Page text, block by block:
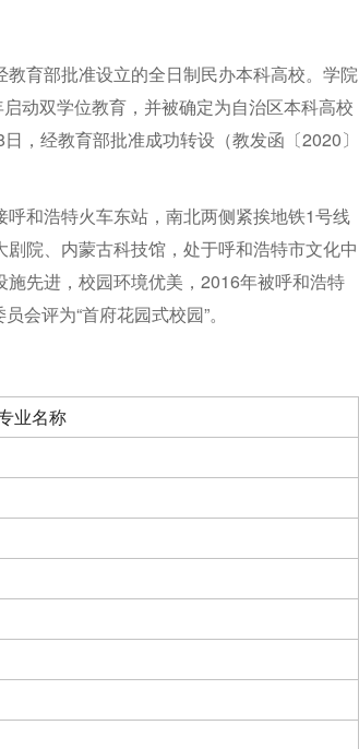
教育部批准设立的全日制民办本科高校。学院
动双学位教育，并被确定为自治区本科高校
，经教育部批准成功转设（教发函〔2020〕
和浩特火车东站，南北两侧紧挨地铁1号线
院、内蒙古科技馆，处于呼和浩特市文化中
先进，校园环境优美，2016年被呼和浩特
会评为“首府花园式校园”。
业名称